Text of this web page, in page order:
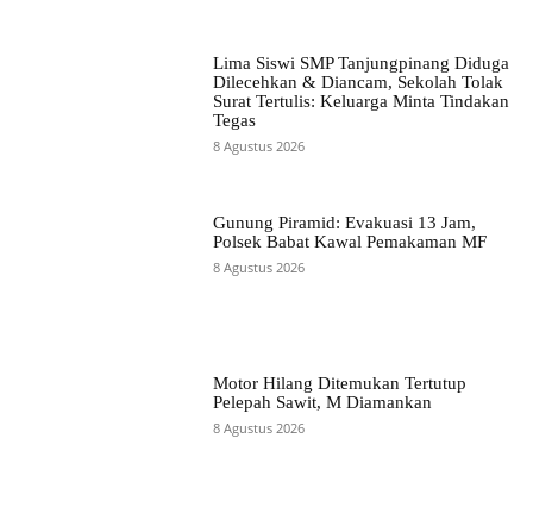
Lima Siswi SMP Tanjungpinang Diduga
Dilecehkan & Diancam, Sekolah Tolak
Surat Tertulis: Keluarga Minta Tindakan
Tegas
8 Agustus 2026
Gunung Piramid: Evakuasi 13 Jam,
Polsek Babat Kawal Pemakaman MF
8 Agustus 2026
Motor Hilang Ditemukan Tertutup
Pelepah Sawit, M Diamankan
8 Agustus 2026